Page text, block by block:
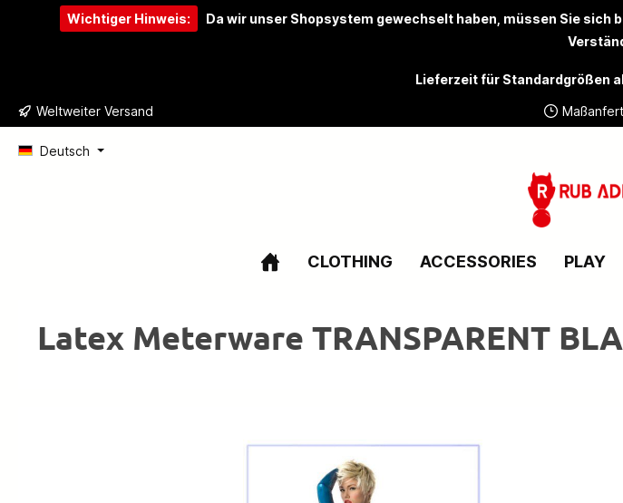
springen Zur Hauptnavigation springen
Wichtiger Hinweis: Da wir unser Shopsystem gewechselt haben, müssen Sie sich
Lieferzeit für Standardgrößen
Weltweiter Versand
Deutsch
CLOTHING ACCESSORIES PLAY
Latex Meterware TRANSPARENT